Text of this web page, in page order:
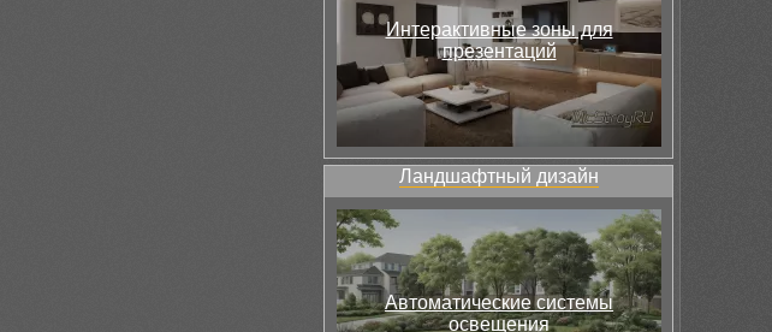
Интерактивные зоны для
презентаций
Ландшафтный дизайн
Автоматические системы
освещения